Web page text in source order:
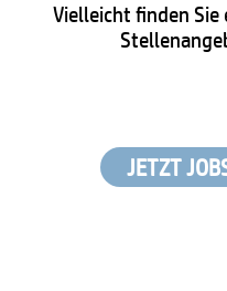
Vielleicht finden Sie
JETZT